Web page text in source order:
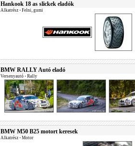
Hankook 18 as slickek eladók
Alkatrész • Felni, gumi
BMW RALLY Autó eladó
Versenyautó • Rally
BMW M50 B25 motort keresek
Alkatrész • Motor